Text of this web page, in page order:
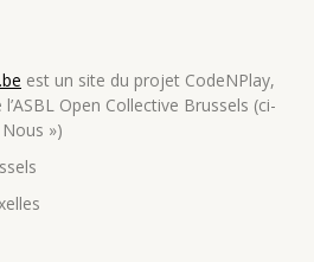
est un site du projet CodeNPlay,
Open Collective Brussels (ci-
»)